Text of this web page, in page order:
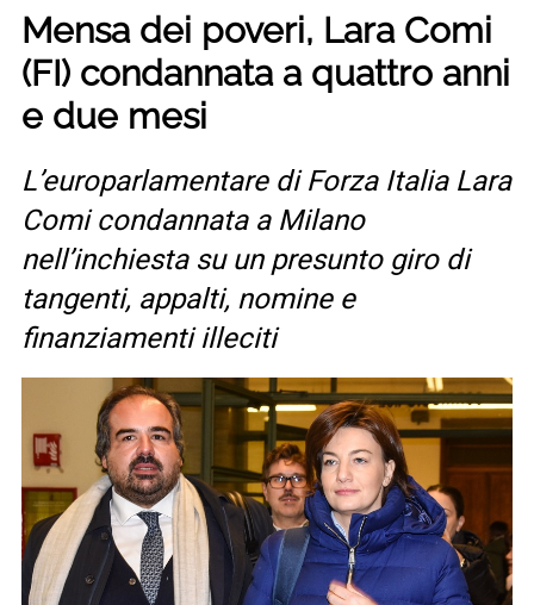
Mensa dei poveri, Lara Comi
(FI) condannata a quattro anni
e due mesi
L’europarlamentare di Forza Italia Lara
Comi condannata a Milano
nell’inchiesta su un presunto giro di
tangenti, appalti, nomine e
finanziamenti illeciti